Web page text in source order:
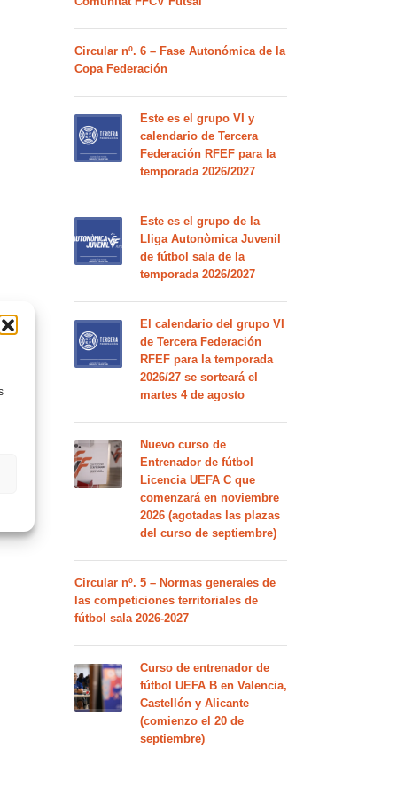
Circular nº. 6 – Fase Autonómica de la
Copa Federación
Este es el grupo VI y
calendario de Tercera
Federación RFEF para la
temporada 2026/2027
Este es el grupo de la
Lliga Autonòmica Juvenil
de fútbol sala de la
temporada 2026/2027
El calendario del grupo VI
de Tercera Federación
RFEF para la temporada
2026/27 se sorteará el
martes 4 de agosto
Nuevo curso de
Entrenador de fútbol
Licencia UEFA C que
comenzará en noviembre
2026 (agotadas las plazas
del curso de septiembre)
Circular nº. 5 – Normas generales de
las competiciones territoriales de
fútbol sala 2026-2027
Curso de entrenador de
fútbol UEFA B en Valencia,
Castellón y Alicante
(comienzo el 20 de
septiembre)